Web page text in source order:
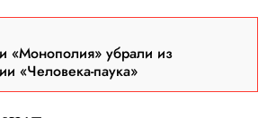
«Монополия» убрали из
«Человека-паука»